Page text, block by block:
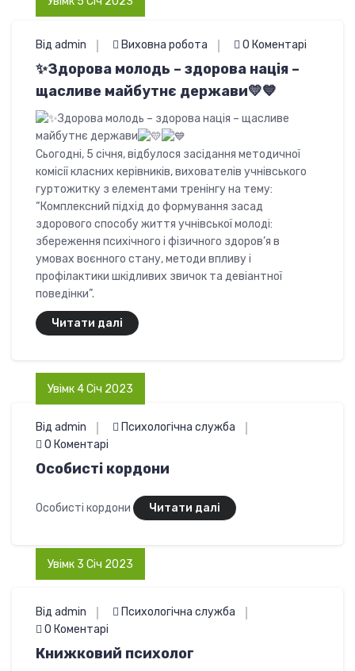
Від admin Виховна робота 0 Коментарі
✨Здорова молодь – здорова нація –
щасливе майбутнє держави💛💙
Здорова молодь – здорова нація – щасливе
майбутнє держави
Сьогодні, 5 січня, відбулося засідання методичної
комісії класних керівників, вихователів учнівського
гуртожитку з елементами тренінгу на тему:
“Комплексний підхід до формування засад
здорового способу життя учнівської молоді:
збереження психічного і фізичного здоров’я в
умовах воєнного стану, методи впливу і
профілактики шкідливих звичок та девіантної
поведінки”.
Читати далі
Увімк 4 Січ 2023
Від admin
Психологічна служба
0 Коментарі
Особисті кордони
Особисті кордони Читати далі
Увімк 3 Січ 2023
Від admin
Психологічна служба
0 Коментарі
Книжковий психолог